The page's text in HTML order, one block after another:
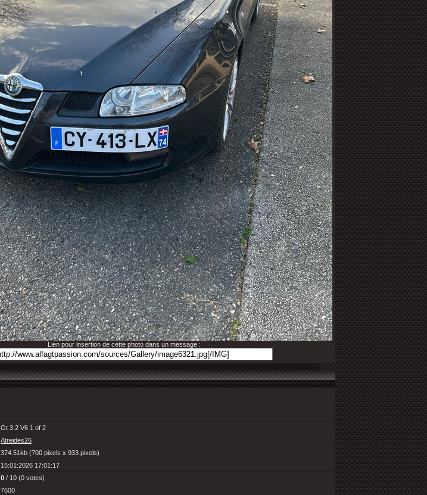
Lien pour insertion de cette photo dans un message :
Gt 3.2 V6 1 of 2
Atreides26
374.51kb (700 pixels x 933 pixels)
15:01:2026 17:01:17
0 / 10 (0 votes)
7600